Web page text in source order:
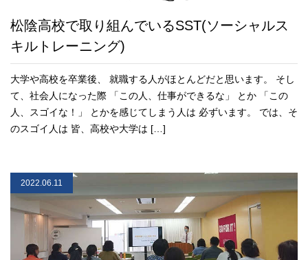
松陰高校で取り組んでいるSST(ソーシャルス
キルトレーニング)
大学や高校を卒業後、 就職する人がほとんどだと思います。 そし
て、社会人になった際 「この人、仕事ができるな」 とか 「この
人、スゴイな！」 とかを感じてしまう人は 必ずいます。 では、そ
のスゴイ人は 皆、高校や大学は […]
2022.06.11